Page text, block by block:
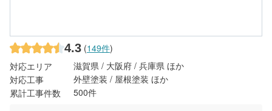
4.3 (149件)
対応エリア
滋賀県 / 大阪府 / 兵庫県 ほか
対応工事
外壁塗装 / 屋根塗装 ほか
累計工事件数
500件